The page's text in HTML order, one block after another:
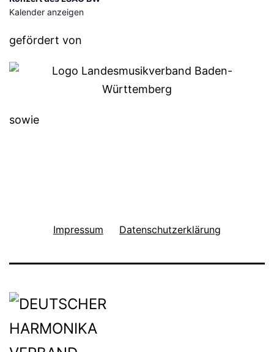
Kalender anzeigen
gefördert von
sowie
Impressum Datenschutzerklärung